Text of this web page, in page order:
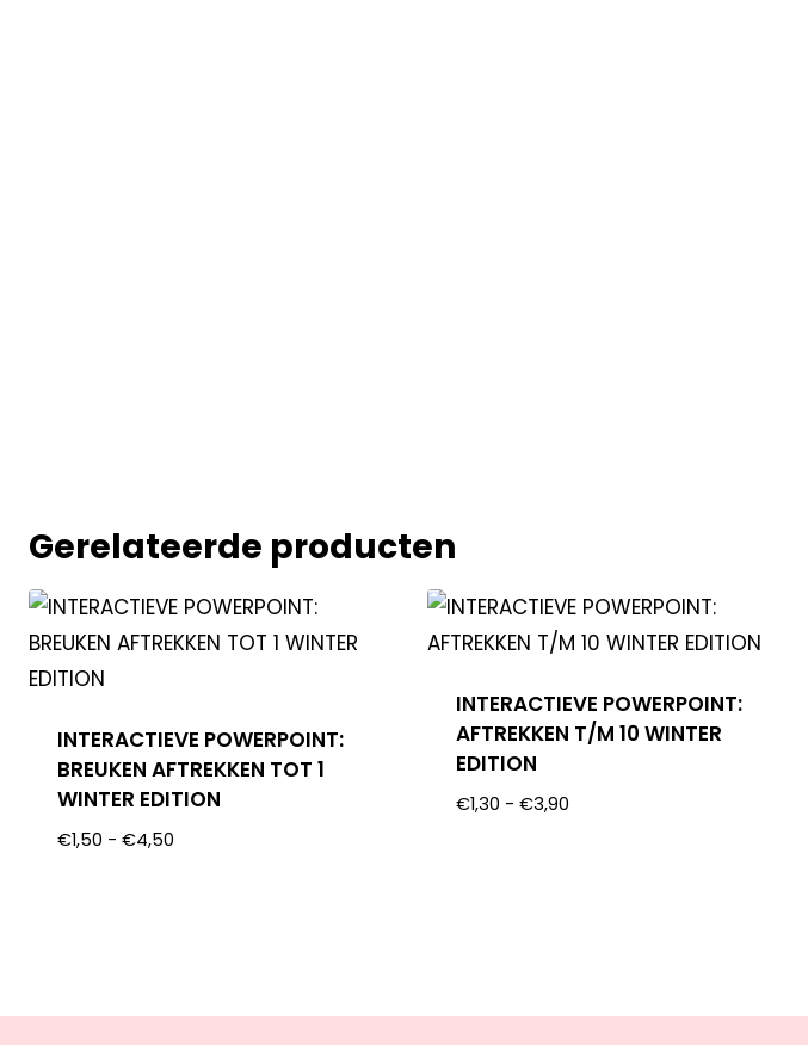
Gerelateerde producten
INTERACTIEVE POWERPOINT:
BREUKEN AFTREKKEN TOT 1
WINTER EDITION
€1,50 - €4,50
INTERACTIEVE POWERPOINT:
AFTREKKEN T/M 10 WINTER
EDITION
€1,30 - €3,90